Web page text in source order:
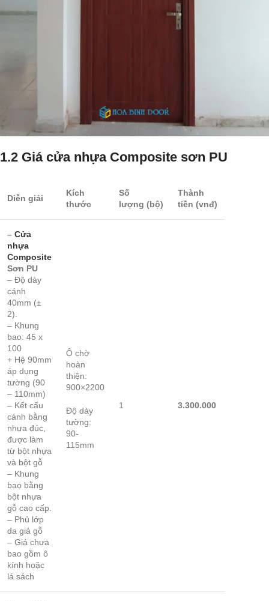
1.2 Giá cửa nhựa Composite sơn PU
Diễn giải
Kích
thước
Số
lượng (bộ)
Thành
tiền (vnđ)
– Cửa
nhựa
Composite
Sơn PU
– Độ dày
cánh
40mm (±
2).
– Khung
bao: 45 x
100
+ Hệ 90mm
áp dụng
tường (90
– 110mm)
– Kết cấu
cánh bằng
nhựa đúc,
được làm
từ bột nhựa
và bột gỗ
– Khung
bao bằng
bột nhựa
gỗ cao cấp.
– Phủ lớp
da giả gỗ
– Giá chưa
bao gồm ô
kính hoặc
lá sách
Ô chờ
hoàn
thiện:
900×2200
Độ dày
tường:
90-
115mm
1 3.300.000